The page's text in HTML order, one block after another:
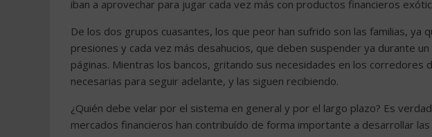
iban a aprovechar para jugar cada vez más con productos financieros
De los dos grupos cuasantes, los que peor han sufrido son las familias, ya
presiones y cada vez más desahucios, que deben suspender ya durante
páginas. Mientras los bancos, gritando sus necesidades en los corredores
necesarias para seguir adelante, y las siguen recibiendo.
¿Quién debe velar por el sistema en general y por el largo plazo? Es
mercados financieros han contribuído de forma importante a desarrollar